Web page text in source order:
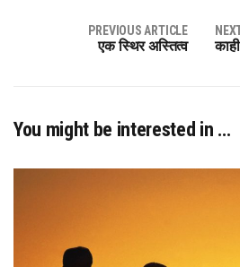
PREVIOUS ARTICLE
एक स्थिर अस्तित्व
You might be interested in …